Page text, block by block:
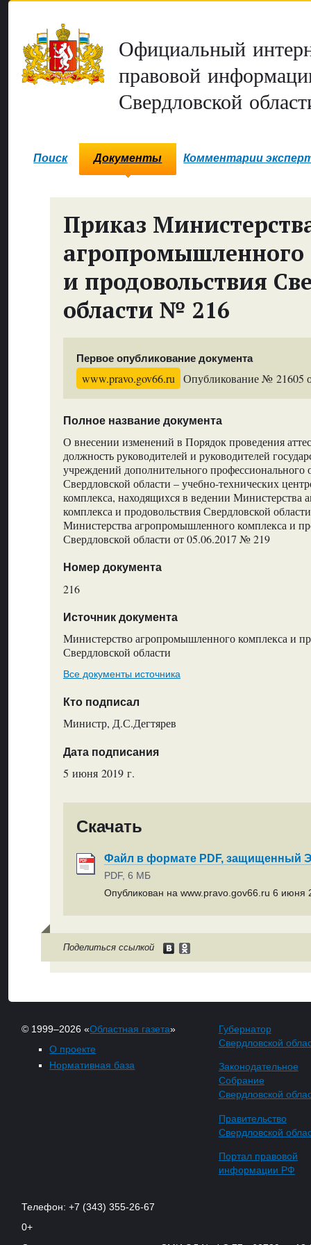
Официальный
правовой
Свердловской
Поиск Документы Комментарии
Приказ
агропромышленного
и продовольствия
области № 216
Первое опубликование документа
www.pravo.gov66.ru Опубликование № 21605
Полное название документа
О внесении изменений в Порядок проведения
должность руководителей и руководителей
учреждений дополнительного профессионального
Свердловской области – учебно-технических
комплекса, находящихся в ведении Министерства
комплекса и продовольствия Свердловской
Министерства агропромышленного комплекса и
Свердловской области от 05.06.2017 № 219
Номер документа
216
Источник документа
Министерство агропромышленного комплекса и
Свердловской области
Все документы источника
Кто подписал
Министр, Д.С.Дегтярев
Дата подписания
5 июня 2019 г.
Скачать
Файл в формате PDF, защищенный
PDF, 6 МБ
Опубликован на www.pravo.gov66.ru 6 июня
Поделиться ссылкой
© 1999–2026 «Областная газета»
О проекте
Нормативная база
Губернатор
Свердловской
Законодательное
Собрание
Свердловской
Правительство
Свердловской
Портал правовой
информации РФ
Телефон: +7 (343) 355-26-67
0+